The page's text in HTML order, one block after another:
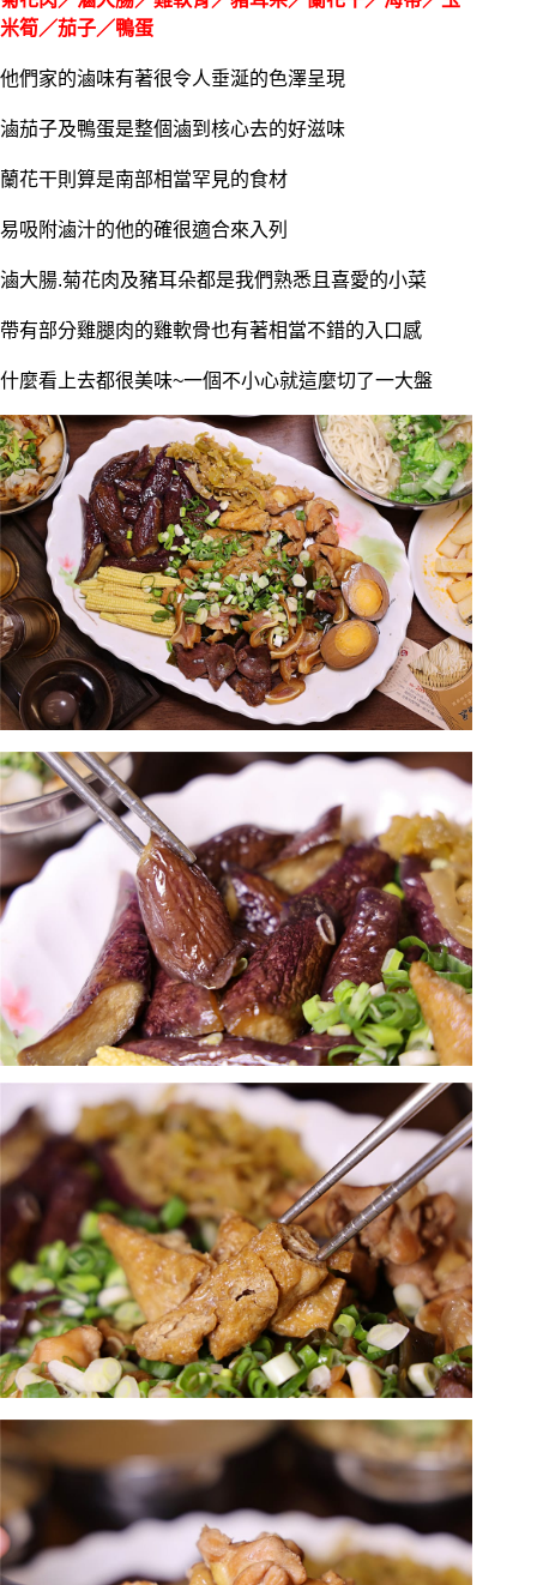
米筍／茄子／鴨蛋
他們家的滷味有著很令人垂涎的色澤呈現
滷茄子及鴨蛋是整個滷到核心去的好滋味
蘭花干則算是南部相當罕見的食材
易吸附滷汁的他的確很適合來入列
滷大腸.菊花肉及豬耳朵都是我們熟悉且喜愛的小菜
帶有部分雞腿肉的雞軟骨也有著相當不錯的入口感
什麼看上去都很美味~一個不小心就這麼切了一大盤